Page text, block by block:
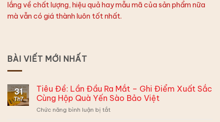
lắng về chất lượng, hiệu quả hay mẫu mã của sản phẩm nữa
mà vẫn có giá thành luôn tốt nhất.
BÀI VIẾT MỚI NHẤT
31
Th7
Tiêu Đề: Lần Đầu Ra Mắt – Ghi Điểm Xuất Sắc
Cùng Hộp Quà Yến Sào Bảo Việt
Chức năng bình luận bị tắtở